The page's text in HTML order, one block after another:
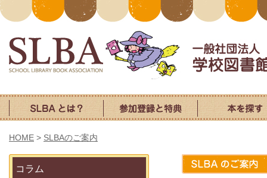
HOME > SLBAのご案内
コラム